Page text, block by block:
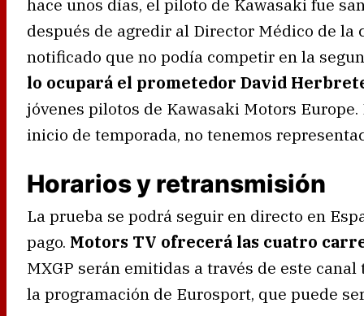
hace unos días, el piloto de Kawasaki fue
después de agredir al Director Médico de
notificado que no podía competir en la
lo ocupará el prometedor David
jóvenes pilotos de Kawasaki Motors
inicio de temporada, no tenemos
Horarios y retransmisión
La prueba se podrá seguir en directo en
pago. Motors TV ofrecerá las cuatro
MXGP serán emitidas a través de este
la programación de Eurosport, que puede